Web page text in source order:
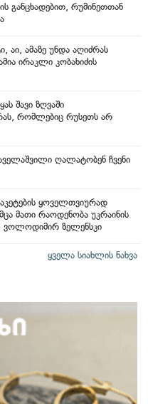
განცხადებით, რუმინეთთან
აი, ამაზე უნდა აღიძრას
ირაკლი კობახიძის
შავი ზღვაში
რომლებიც რუსეთს არ
ღალატობენ ჩვენი
ყოველთვიურად
მათი რაოდენობა უკრაინის
- ვოლოდიმირ ზელენსკი
ყველა სიახლის ნახვა